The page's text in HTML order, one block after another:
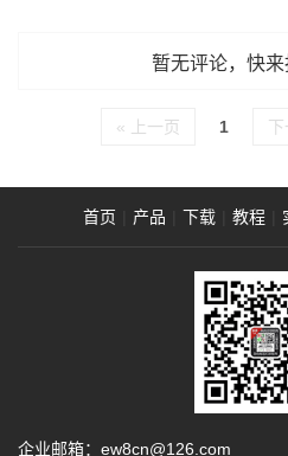
暂无评论，快来
« 上一页 1
首页 产品 下载 教程
企业邮箱：ew8cn@126.com